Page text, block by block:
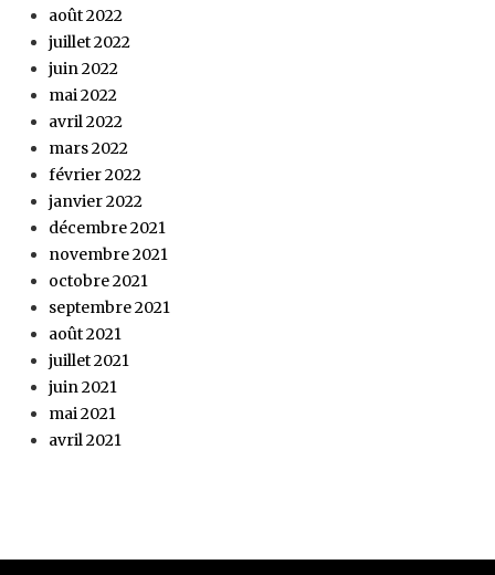
août 2022
juillet 2022
juin 2022
mai 2022
avril 2022
mars 2022
février 2022
janvier 2022
décembre 2021
novembre 2021
octobre 2021
septembre 2021
août 2021
juillet 2021
juin 2021
mai 2021
avril 2021